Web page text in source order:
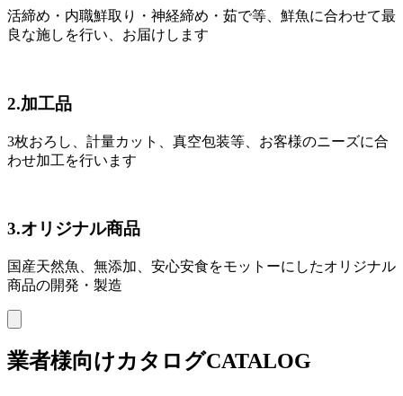
活締め・内職鮮取り・神経締め・茹で等、鮮魚に合わせて最
良な施しを行い、お届けします
2.加工品
3枚おろし、計量カット、真空包装等、お客様のニーズに合
わせ加工を行います
3.オリジナル商品
国産天然魚、無添加、安心安食をモットーにしたオリジナル
商品の開発・製造
業者様向けカタログCATALOG